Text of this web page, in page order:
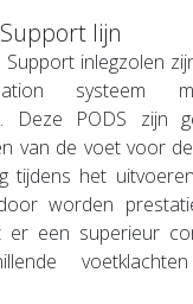
lijn
inlegzolen
systeem
Deze PODS zijn
van de voet voor
tijdens het
worden
er een superieur